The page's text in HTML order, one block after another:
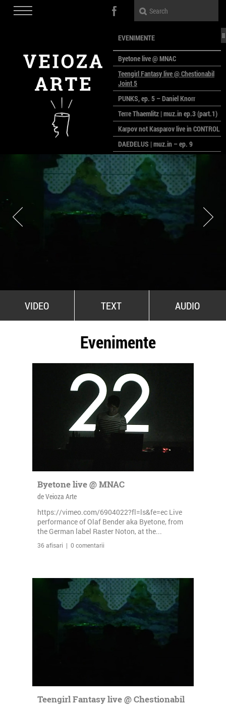
EVENIMENTE
Byetone live @ MNAC
Teengirl Fantasy live @ Chestionabil
Joint 5
PUNKS, ep. 5 – Daniel Knorr
Terre Thaemlitz | muz.in ep.3 (part.1)
Karpov not Kasparov live in CONTROL
DAEDELUS | muz.in – ep. 9
LALELE, LALELE – prima premieră a
anului la MACAZ
CinePOLSKA – filme poloneze la
București
PEOPLE OF ROMANIA se lansează la
galeria Simeza
All Stars For Outernational
VIDEO TEXT AUDIO
Evenimente
Byetone live @ MNAC
de Veioza Arte
https://vimeo.com/6904022?fl=ls&fe=ec Live
performance of Olaf Bender aka Byetone, from
the German label Raster Noton, at the...
36 afisari | 0 comentarii
Teengirl Fantasy live @ Chestionabil